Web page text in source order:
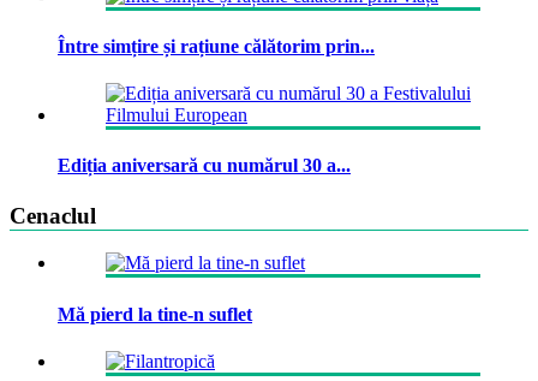
Între simțire și rațiune călătorim prin...
Ediția aniversară cu numărul 30 a...
Cenaclul
Mă pierd la tine-n suflet